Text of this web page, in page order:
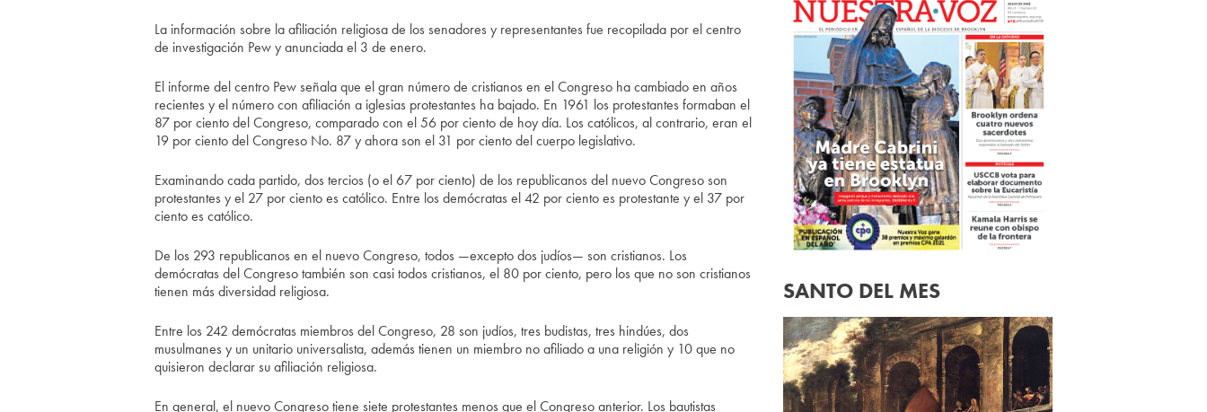
La información sobre la afiliación religiosa de los senadores y representantes fue recopilada por el centro
de investigación Pew y anunciada el 3 de enero.
El informe del centro Pew señala que el gran número de cristianos en el Congreso ha cambiado en años
recientes y el número con afiliación a iglesias protestantes ha bajado. En 1961 los protestantes formaban el
87 por ciento del Congreso, comparado con el 56 por ciento de hoy día. Los católicos, al contrario, eran el
19 por ciento del Congreso No. 87 y ahora son el 31 por ciento del cuerpo legislativo.
Examinando cada partido, dos tercios (o el 67 por ciento) de los republicanos del nuevo Congreso son
protestantes y el 27 por ciento es católico. Entre los demócratas el 42 por ciento es protestante y el 37 por
ciento es católico.
De los 293 republicanos en el nuevo Congreso, todos —excepto dos judíos— son cristianos. Los
demócratas del Congreso también son casi todos cristianos, el 80 por ciento, pero los que no son cristianos
tienen más diversidad religiosa.
Entre los 242 demócratas miembros del Congreso, 28 son judíos, tres budistas, tres hindúes, dos
musulmanes y un unitario universalista, además tienen un miembro no afiliado a una religión y 10 que no
quisieron declarar su afiliación religiosa.
En general, el nuevo Congreso tiene siete protestantes menos que el Congreso anterior. Los bautistas
SANTO DEL MES